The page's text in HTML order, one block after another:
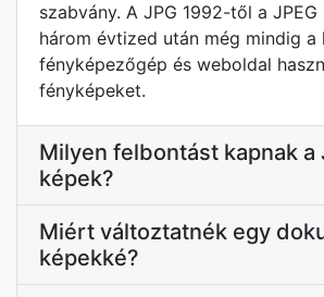
szabvány. A JPG 1992-től a JPEG
három évtized után még mindig a
fényképezőgép és weboldal
fényképeket.
Milyen felbontást kapnak a
képek?
Miért változtatnék egy
képekké?